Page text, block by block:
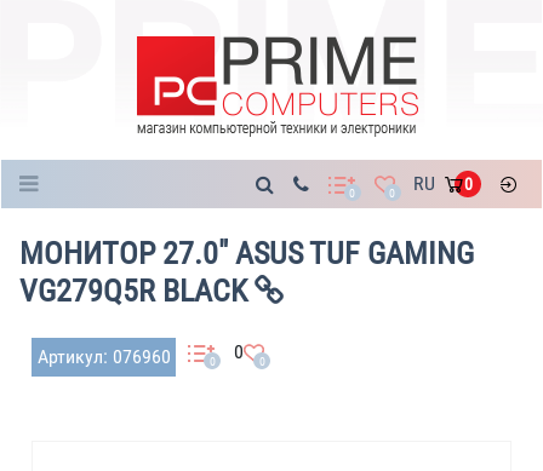
0 0 RU 0
МОНИТОР 27.0" ASUS TUF GAMING
VG279Q5R BLACK
Артикул: 076960 0 0 0